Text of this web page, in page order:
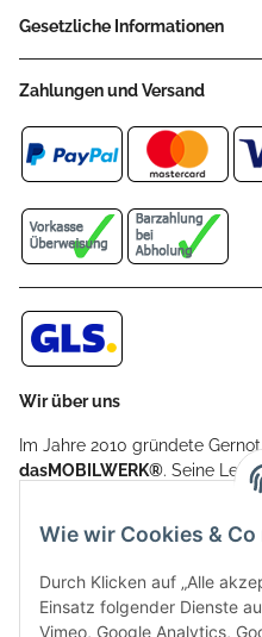
Gesetzliche Informationen
Zahlungen und Versand
Wir über uns
Im Jahre 2010 gründete
dasMOBILWERK®. Seine
ein Car Cover anzubieten -
Aufgrund der vielen positiven
weitere Produkte, wie
Seine Reifenschoner werden
sind mit hochwertigen
Wie wir Cookies &
Durch Klicken auf „Alle
Einsatz folgender Dienste
Vimeo, Google Analytics,